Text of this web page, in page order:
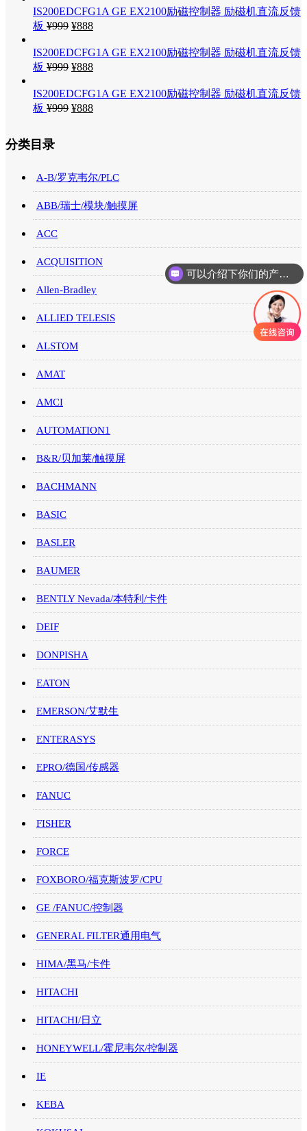
IS200EDCFG1A GE EX2100励磁控制器 励磁机直流反馈
板 ¥999 ¥888
IS200EDCFG1A GE EX2100励磁控制器 励磁机直流反馈
板 ¥999 ¥888
IS200EDCFG1A GE EX2100励磁控制器 励磁机直流反馈
板 ¥999 ¥888
分类目录
A-B/罗克韦尔/PLC
ABB/瑞士/模块/触摸屏
ACC
ACQUISITION
Allen-Bradley
ALLIED TELESIS
ALSTOM
AMAT
AMCI
AUTOMATION1
B&R/贝加莱/触摸屏
BACHMANN
BASIC
BASLER
BAUMER
BENTLY Nevada/本特利/卡件
DEIF
DONPISHA
EATON
EMERSON/艾默生
ENTERASYS
EPRO/德国/传感器
FANUC
FISHER
FORCE
FOXBORO/福克斯波罗/CPU
GE /FANUC/控制器
GENERAL FILTER通用电气
HIMA/黑马/卡件
HITACHI
HITACHI/日立
HONEYWELL/霍尼韦尔/控制器
IE
KEBA
可以介绍下你们的产品么
你们是怎么收费的呢